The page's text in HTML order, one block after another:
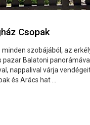
Csopak
szobájából, az
pazar Balatoni
nappalival várja
és Arács hat ...